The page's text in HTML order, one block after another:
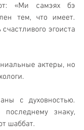
«Ми самэях бэ
тем, что имеет.
эгоиста
актеры, но
с духовностью.
знаку,
шаббат.